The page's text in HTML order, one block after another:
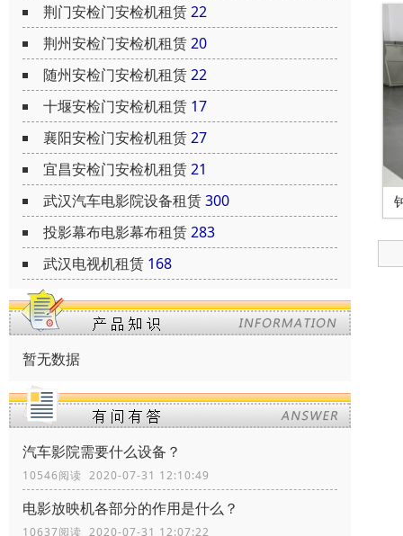
荆门安检门安检机租赁22
荆州安检门安检机租赁20
随州安检门安检机租赁22
十堰安检门安检机租赁 17
襄阳安检门安检机租赁27
宜昌安检门安检机租赁21
武汉汽车电影院设备租赁300
投影幕布电影幕布租赁283
武汉电视机租赁 168
暂无数据
汽车影院需要什么设备？
10546阅读 2020-07-31 12:10:49
电影放映机各部分的作用是什么？
10637阅读 2020-07-31 12:07:22